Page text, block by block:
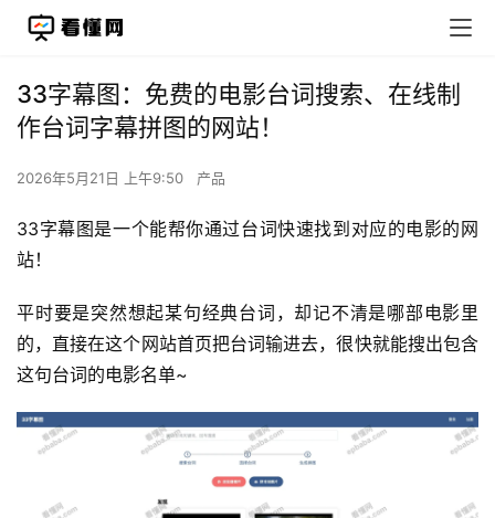
33字幕图：免费的电影台词搜索、在线制
作台词字幕拼图的网站！
2026年5月21日 上午9:50 产品
33字幕图是一个能帮你通过台词快速找到对应的电影的网
站！
平时要是突然想起某句经典台词，却记不清是哪部电影里
的，直接在这个网站首页把台词输进去，很快就能搜出包含
这句台词的电影名单~